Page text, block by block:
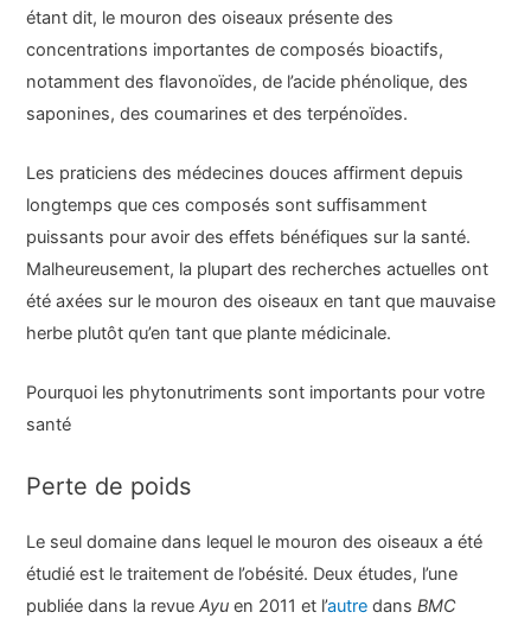
étant dit, le mouron des oiseaux présente des
concentrations importantes de composés bioactifs,
notamment des flavonoïdes, de l’acide phénolique, des
saponines, des coumarines et des terpénoïdes.
Les praticiens des médecines douces affirment depuis
longtemps que ces composés sont suffisamment
puissants pour avoir des effets bénéfiques sur la santé.
Malheureusement, la plupart des recherches actuelles ont
été axées sur le mouron des oiseaux en tant que mauvaise
herbe plutôt qu’en tant que plante médicinale.
Pourquoi les phytonutriments sont importants pour votre
santé
Perte de poids
Le seul domaine dans lequel le mouron des oiseaux a été
étudié est le traitement de l’obésité. Deux études, l’une
publiée dans la revueAyuen 2011 et l’autre dansBMC